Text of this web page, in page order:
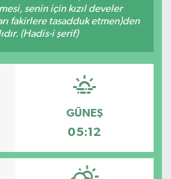
senin için kızıl develer
fakirlere tasadduk etmen)den
(Hadis-i şerif)
GÜNEŞ
05:12